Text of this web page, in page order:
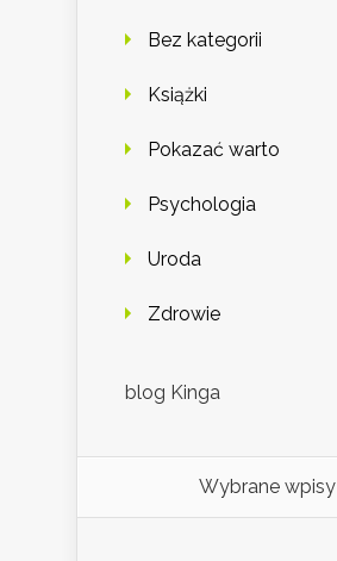
Bez kategorii
Książki
Pokazać warto
Psychologia
Uroda
Zdrowie
blog Kinga
Wybrane wpisy